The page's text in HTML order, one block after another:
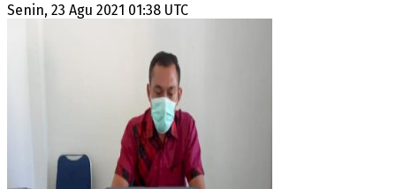
Senin, 23 Agu 2021 01:38 UTC